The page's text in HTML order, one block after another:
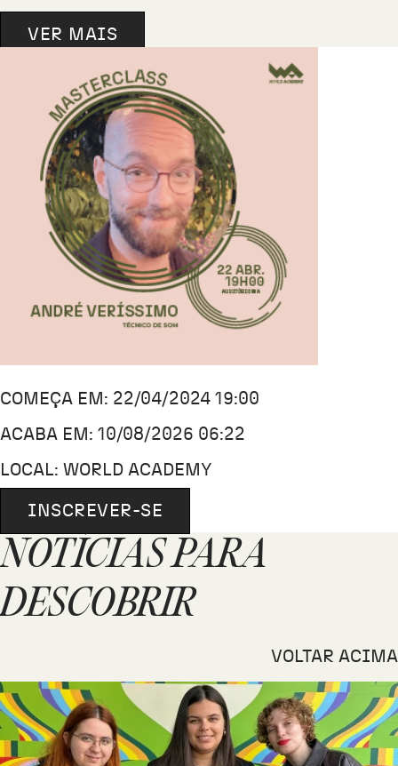
VER MAIS
COMEÇA EM: 22/04/2024 19:00
ACABA EM: 10/08/2026 06:22
LOCAL: WORLD ACADEMY
INSCREVER-SE
NOTÍCIAS PARA
DESCOBRIR
VOLTAR ACIMA